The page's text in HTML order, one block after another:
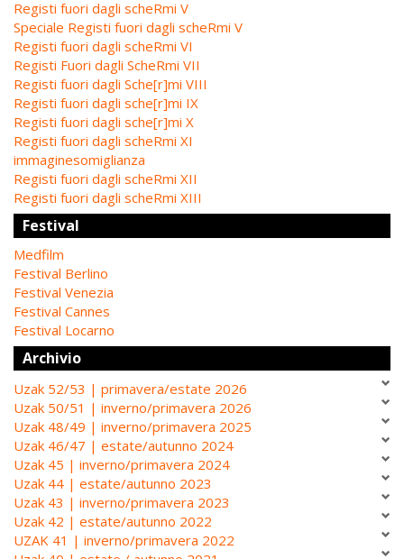
Registi fuori dagli scheRmi V
Speciale Registi fuori dagli scheRmi V
Registi fuori dagli scheRmi VI
Registi Fuori dagli ScheRmi VII
Registi fuori dagli Sche[r]mi VIII
Registi fuori dagli sche[r]mi IX
Registi fuori dagli sche[r]mi X
Registi fuori dagli scheRmi XI
immaginesomiglianza
Registi fuori dagli scheRmi XII
Registi fuori dagli scheRmi XIII
Festival
Medfilm
Festival Berlino
Festival Venezia
Festival Cannes
Festival Locarno
Archivio
Uzak 52/53 | primavera/estate 2026
Uzak 50/51 | inverno/primavera 2026
Uzak 48/49 | inverno/primavera 2025
Uzak 46/47 | estate/autunno 2024
Uzak 45 | inverno/primavera 2024
Uzak 44 | estate/autunno 2023
Uzak 43 | inverno/primavera 2023
Uzak 42 | estate/autunno 2022
UZAK 41 | inverno/primavera 2022